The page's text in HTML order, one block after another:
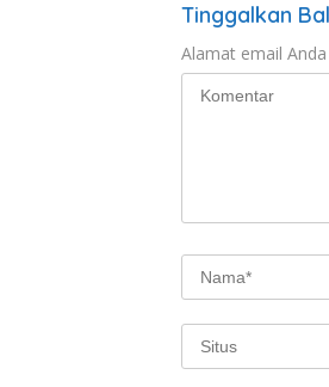
Tinggalkan
Alamat email